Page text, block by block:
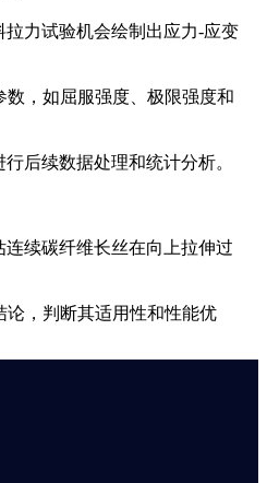
力试验机会绘制出应力-应变
，如屈服强度、极限强度和
续数据处理和统计分析。
续碳纤维长丝在向上拉伸过
，判断其适用性和性能优